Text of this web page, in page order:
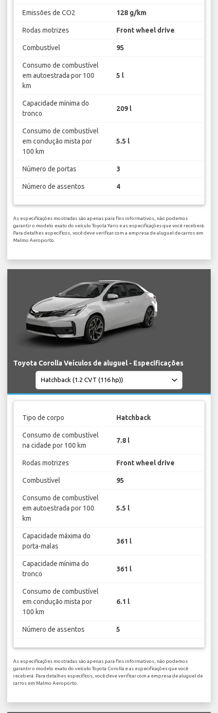
Emissões de CO2 128 g/km
Rodas motrizes Front wheel drive
Combustível 95
Consumo de combustível
em autoestrada por 100
km
5 l
Capacidade mínima do
tronco
209 l
Consumo de combustível
em condução mista por
100 km
5.5 l
Número de portas 3
Número de assentos 4
As especificações mostradas são apenas para fins informativos, não podemos
garantir o modelo exato do veículo Toyota Yaris e as especificações que você receberá.
Para detalhes específicos, você deve verificar com a empresa de aluguel de carros em
Malmo Aeroporto.
Toyota Corolla Veículos de aluguel - Especificações
Tipo de corpo Hatchback
Consumo de combustível
na cidade por 100 km
7.8 l
Rodas motrizes Front wheel drive
Combustível 95
Consumo de combustível
em autoestrada por 100
km
5.5 l
Capacidade máxima do
porta-malas
361 l
Capacidade mínima do
tronco
361 l
Consumo de combustível
em condução mista por
100 km
6.1 l
Número de assentos 5
As especificações mostradas são apenas para fins informativos, não podemos
garantir o modelo exato do veículo Toyota Corolla e as especificações que você
receberá. Para detalhes específicos, você deve verificar com a empresa de aluguel de
carros em Malmo Aeroporto.